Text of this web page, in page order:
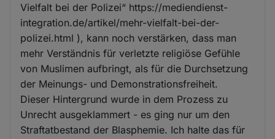
Vielfalt bei der Polizei“ https://mediendienst-
integration.de/artikel/mehr-vielfalt-bei-der-
polizei.html ), kann noch verstärken, dass man
mehr Verständnis für verletzte religiöse Gefühle
von Muslimen aufbringt, als für die Durchsetzung
der Meinungs- und Demonstrationsfreiheit.
Dieser Hintergrund wurde in dem Prozess zu
Unrecht ausgeklammert - es ging nur um den
Straftatbestand der Blasphemie. Ich halte das für